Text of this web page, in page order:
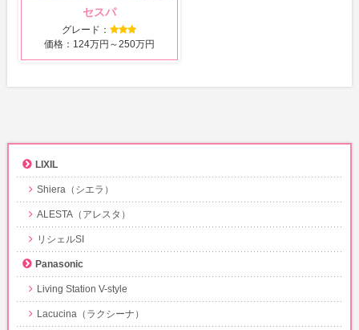
セスパ
グレード：
価格：124万円～250万円
LIXIL
Shiera（シエラ）
ALESTA（アレスタ）
リシェルSI
Panasonic
Living Station V-style
Lacucina（ラクシーナ）